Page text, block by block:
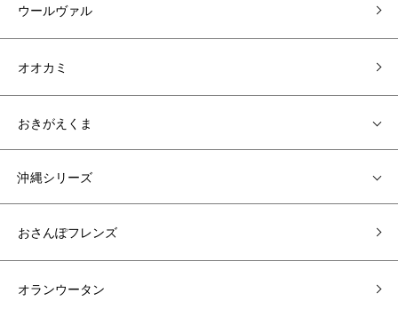
ウールヴァル
オオカミ
おきがえくま
沖縄シリーズ
おさんぽフレンズ
オランウータン